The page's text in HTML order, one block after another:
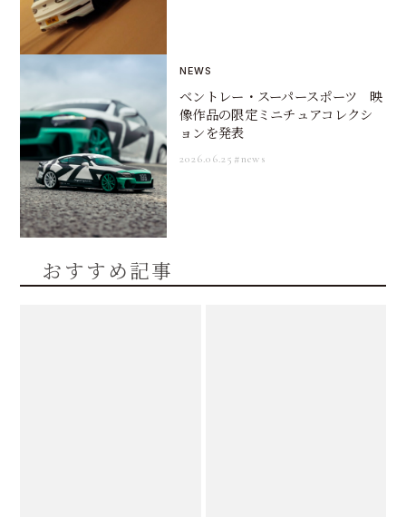
NEWS
ベントレー・スーパースポーツ 映
像作品の限定ミニチュアコレクシ
ョンを発表
2026.06.25 #news
おすすめ記事